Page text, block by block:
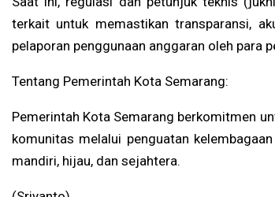
terkait untuk memastikan transparansi,
pelaporan penggunaan anggaran oleh para
Tentang Pemerintah Kota Semarang:
Pemerintah Kota Semarang berkomitmen
komunitas melalui penguatan
mandiri, hijau, dan sejahtera.